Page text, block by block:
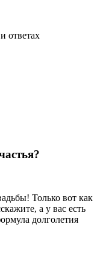
ответах
Только вот как
а у вас есть
долголетия